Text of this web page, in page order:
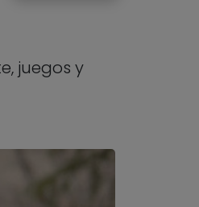
juegos y